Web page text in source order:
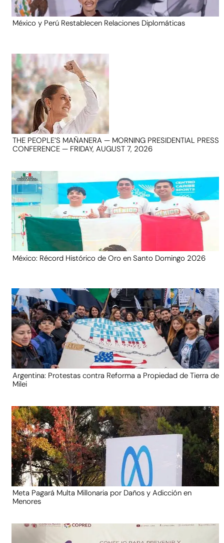
México y Perú Restablecen Relaciones Diplomáticas
THE PEOPLE’S MAÑANERA — MORNING PRESIDENTIAL PRESS
CONFERENCE — FRIDAY, AUGUST 7, 2026
México: Récord Histórico de Oro en Santo Domingo 2026
Argentina: Protestas contra Reforma a Propiedad de Tierra de
Milei
Meta Pagará Multa Millonaria por Daños y Adicción en
Menores